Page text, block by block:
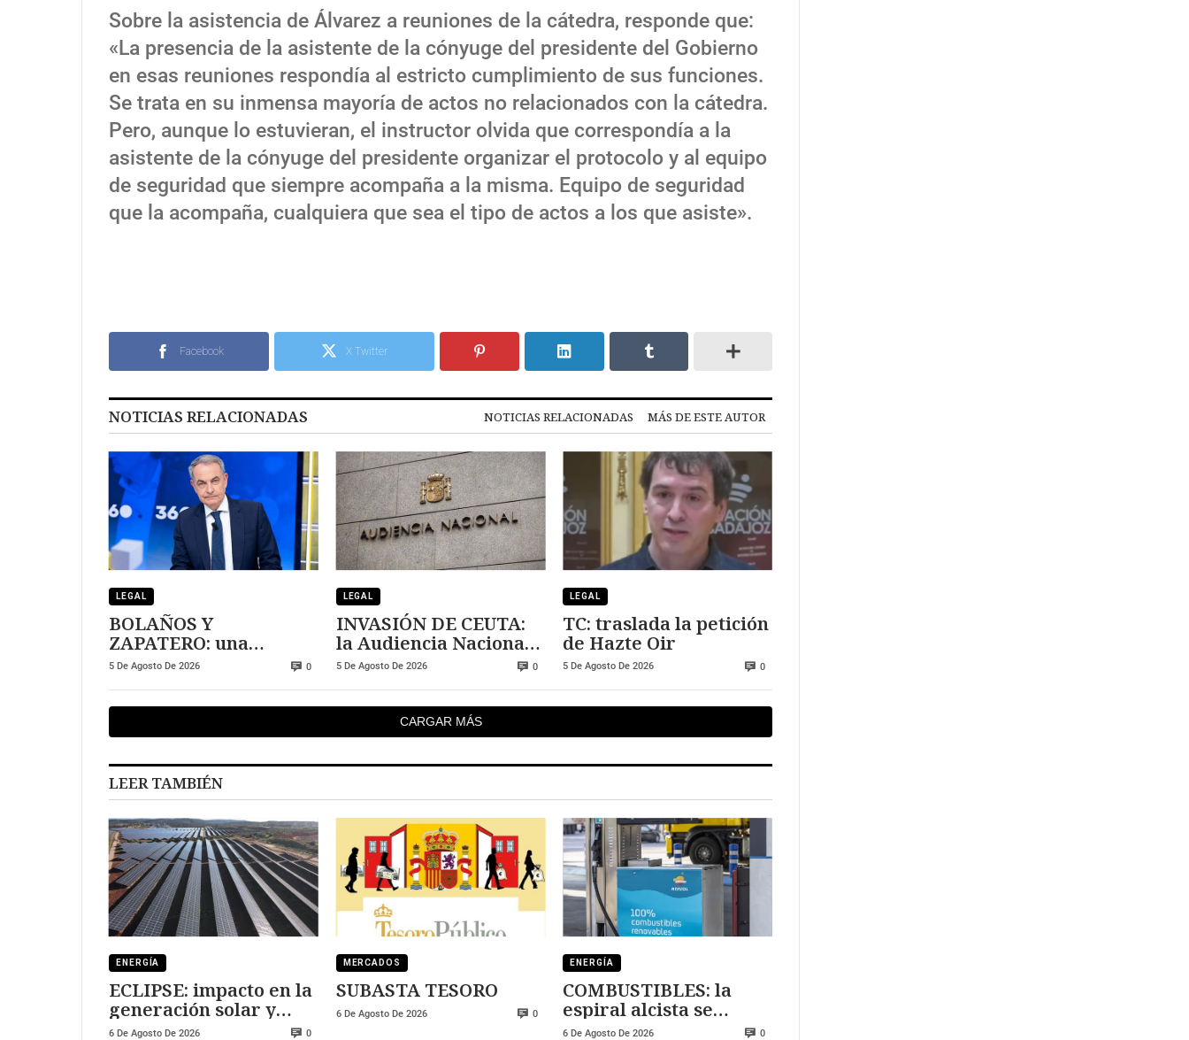
Sobre la asistencia de Álvarez a reuniones de la cátedra, responde que:
«La presencia de la asistente de la cónyuge del presidente del Gobierno
en esas reuniones respondía al estricto cumplimiento de sus funciones.
Se trata en su inmensa mayoría de actos no relacionados con la cátedra.
Pero, aunque lo estuvieran, el instructor olvida que correspondía a la
asistente de la cónyuge del presidente organizar el protocolo y al equipo
de seguridad que siempre acompaña a la misma. Equipo de seguridad
que la acompaña, cualquiera que sea el tipo de actos a los que asiste».
Facebook X Twitter
NOTICIAS RELACIONADAS NOTICIAS RELACIONADAS MÁS DE ESTE AUTOR
LEGAL
BOLAÑOS Y
ZAPATERO: una
relación más allá de lo
5 De Agosto De 2026 0
LEGAL
INVASIÓN DE CEUTA:
la Audiencia Nacional
investiga posibles
5 De Agosto De 2026 0
LEGAL
TC: traslada la petición
de Hazte Oir
5 De Agosto De 2026 0
CARGAR MÁS
LEER TAMBIÉN
ENERGÍA
ECLIPSE: impacto en la
generación solar y
fotovoltaica
6 De Agosto De 2026 0
MERCADOS
SUBASTA TESORO
6 De Agosto De 2026 0
ENERGÍA
COMBUSTIBLES: la
espiral alcista se
mantiene
6 De Agosto De 2026 0